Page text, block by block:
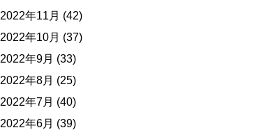
2022年11月 (42)
2022年10月 (37)
2022年9月 (33)
2022年8月 (25)
2022年7月 (40)
2022年6月 (39)